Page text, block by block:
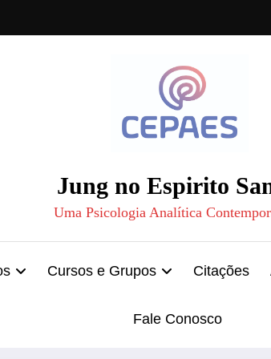
Jung no Espirito
Uma Psicologia Analítica
Cursos e Grupos Citações
Fale Conosco